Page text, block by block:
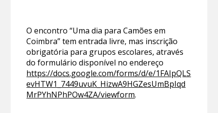
O encontro “Uma dia para Camões em
Coimbra” tem entrada livre, mas inscrição
obrigatória para grupos escolares, através
do formulário disponível no endereço
https://docs.google.com/forms/d/e/1FAIpQLS
evHTW1_7449uvuK_HizwA9HGZesUmBpIqd
MrPYhNPhPOw4ZA/viewform.